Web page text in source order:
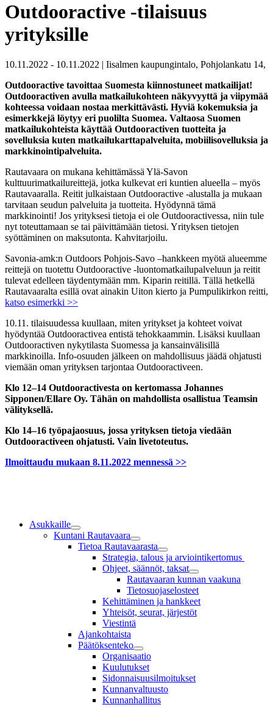
Outdooractive -tilaisuus
yrityksille
10.11.2022 - 10.11.2022 | Iisalmen kaupungintalo, Pohjolankatu 14,
Outdooractive tavoittaa Suomesta kiinnostuneet matkailijat!
Outdooractiven avulla matkailukohteen näkyvyyttä ja viipymää
kohteessa voidaan nostaa merkittävästi. Hyviä kokemuksia ja
esimerkkejä löytyy eri puolilta Suomea. Valtaosa Suomen
matkailukohteista käyttää Outdooractiven tuotteita ja
sovelluksia kuten matkailukarttapalveluita, mobiilisovelluksia ja
markkinointipalveluita.
Rautavaara on mukana kehittämässä Ylä-Savon
kulttuurimatkailureittejä, jotka kulkevat eri kuntien alueella – myös
Rautavaaralla. Reitit julkaistaan Outdooractive -alustalla ja mukaan
tarvitaan seudun palveluita ja tuotteita. Hyödynnä tämä
markkinointi! Jos yrityksesi tietoja ei ole Outdooractivessa, niin tule
nyt toteuttamaan se tai päivittämään tietosi. Yrityksen tietojen
syöttäminen on maksutonta. Kahvitarjoilu.
Savonia-amk:n Outdoors Pohjois-Savo –hankkeen myötä alueemme
reittejä on tuotettu Outdooractive -luontomatkailupalveluun ja reitit
tulevat edelleen täydentymään mm. Kiparin reitillä. Tällä hetkellä
Rautavaaralta esillä ovat ainakin Uiton kierto ja Pumpulikirkon reitti,
katso esimerkki >>
10.11. tilaisuudessa kuullaan, miten yritykset ja kohteet voivat
hyödyntää Outdooractivea entistä tehokkaammin. Lisäksi kuullaan
Outdooractiven nykytilasta Suomessa ja kansainvälisillä
markkinoilla. Info-osuuden jälkeen on mahdollisuus jäädä ohjatusti
viemään oman yrityksen tarjontaa Outdooractiveen.
Klo 12–14 Outdooractivesta on kertomassa Johannes
Sipponen/Ellare Oy. Tähän on mahdollista osallistua Teamsin
välityksellä.
Klo 14–16 työpajaosuus, jossa yrityksen tietoja viedään
Outdooractiveen ohjatusti. Vain livetoteutus.
Ilmoittaudu mukaan 8.11.2022 mennessä >>
Asukkaille
Kuntani Rautavaara
Tietoa Rautavaarasta
Strategia, talous ja arviointikertomus
Ohjeet, säännöt, taksat
Rautavaaran kunnan vaakuna
Tietosuojaselosteet
Kehittäminen ja hankkeet
Yhteisöt, seurat, järjestöt
Viestintä
Ajankohtaista
Päätöksenteko
Organisaatio
Kuulutukset
Sidonnaisuusilmoitukset
Kunnanvaltuusto
Kunnanhallitus